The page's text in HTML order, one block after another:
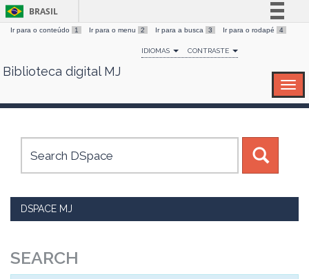
Skip
BRASIL
Simplifique!
Comunica BR
Canais
Ir para o conteúdo 1 Ir para o menu 2 Ir para a busca 3 Ir para o rodapé 4
IDIOMAS CONTRASTE
Biblioteca digital MJ
DSPACE MJ
SEARCH